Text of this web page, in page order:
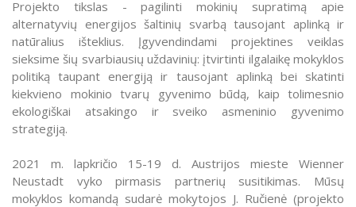
Projekto tikslas - pagilinti mokinių supratimą apie
alternatyvių energijos šaltinių svarbą tausojant aplinką ir
natūralius išteklius. Įgyvendindami projektines veiklas
sieksime šių svarbiausių uždavinių: įtvirtinti ilgalaikę mokyklos
politiką taupant energiją ir tausojant aplinką bei skatinti
kiekvieno mokinio tvarų gyvenimo būdą, kaip tolimesnio
ekologiškai atsakingo ir sveiko asmeninio gyvenimo
strategiją.
2021 m. lapkričio 15-19 d. Austrijos mieste Wienner
Neustadt vyko pirmasis partnerių susitikimas. Mūsų
mokyklos komandą sudarė mokytojos J. Ručienė (projekto